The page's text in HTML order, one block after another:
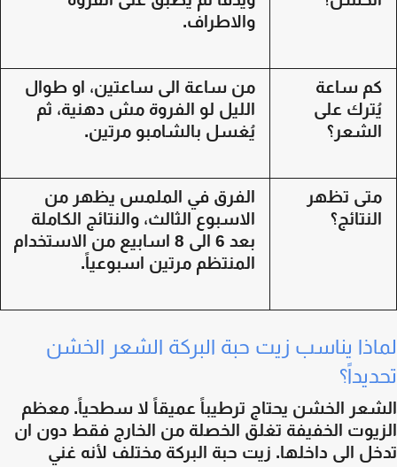
والاطراف.
كم ساعة
يُترك على
الشعر؟
من ساعة الى ساعتين، او طوال
الليل لو الفروة مش دهنية، ثم
يُغسل بالشامبو مرتين.
متى تظهر
النتائج؟
الفرق في الملمس يظهر من
الاسبوع الثالث، والنتائج الكاملة
بعد 6 الى 8 اسابيع من الاستخدام
المنتظم مرتين اسبوعياً.
يناسب زيت حبة البركة الشعر الخشن
الخشن يحتاج ترطيباً عميقاً لا سطحياً. معظم
الخفيفة تغلق الخصلة من الخارج فقط دون ان
الى داخلها. زيت حبة البركة مختلف لأنه غني